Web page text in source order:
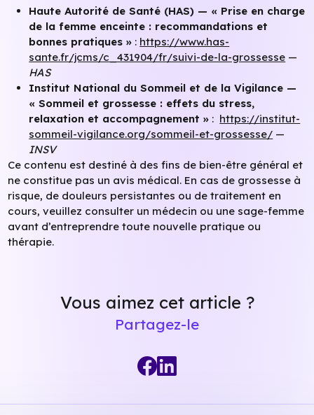
Haute Autorité de Santé (HAS) — « Prise en charge
de la femme enceinte : recommandations et
bonnes pratiques » : https://www.has-
sante.fr/jcms/c_431904/fr/suivi-de-la-grossesse —
HAS
Institut National du Sommeil et de la Vigilance —
« Sommeil et grossesse : effets du stress,
relaxation et accompagnement » : https://institut-
sommeil-vigilance.org/sommeil-et-grossesse/ —
INSV
Ce contenu est destiné à des fins de bien-être général et
ne constitue pas un avis médical. En cas de grossesse à
risque, de douleurs persistantes ou de traitement en
cours, veuillez consulter un médecin ou une sage-femme
avant d’entreprendre toute nouvelle pratique ou
thérapie.
Vous aimez cet article ?
Partagez-le